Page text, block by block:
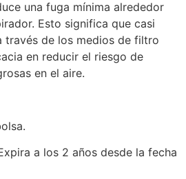
una fuga mínima alrededor
Esto significa que casi
través de los medios de filtro
en reducir el riesgo de
en el aire.
a los 2 años desde la fecha